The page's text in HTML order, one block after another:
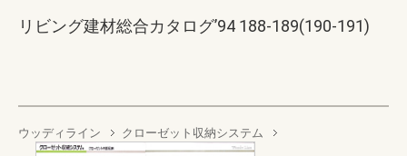
リビング建材総合カタログ’94 188-189(190-191)
ウッディライン クローゼット収納システム